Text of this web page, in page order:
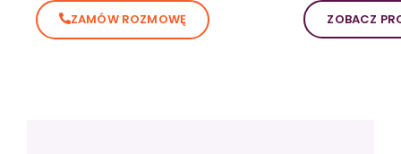
ZAMÓW ROZMOWĘ ZOBACZ